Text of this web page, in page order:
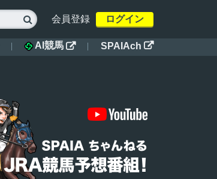
 会員登録 ログイン
AI競馬  SPAIAch 